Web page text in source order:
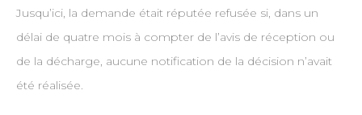
Jusqu’ici, la demande était réputée refusée si, dans un
délai de quatre mois à compter de l’avis de réception ou
de la décharge, aucune notification de la décision n’avait
été réalisée.